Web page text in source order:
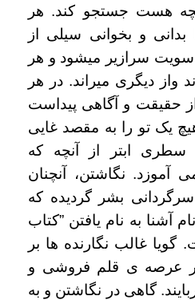
هست جستجو کند. هر
بدانی و بخوانی سیلی از
سرازیر میشود و هر
واز دیگری میراند. در هر
حقیقت و آگاهی پیداست
یک تو را به مقصد غایی
ابتر از آنچه که
آموزد. نگاشتن، آنچنان
بشر گردیده که
آشنا به نام یافتن ”کتاب
غالب نگارنده ها بر
عرصه ی قلم فروشی و
گاهی در نگاشتن و به